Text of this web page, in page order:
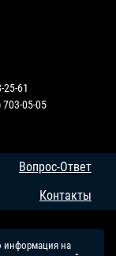
25-61
703-05-05
Вопрос-Ответ
Контакты
информация на